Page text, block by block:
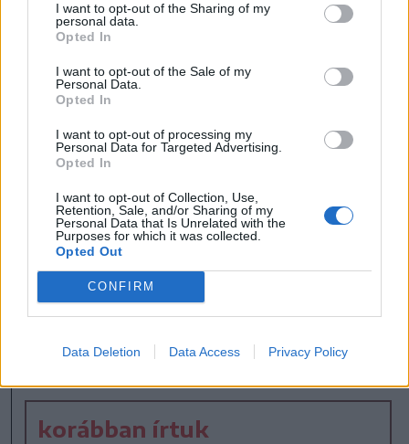
I want to opt-out of the Sharing of my
personal data.
Opted In
I want to opt-out of the Sale of my
Personal Data.
Opted In
I want to opt-out of processing my
Personal Data for Targeted Advertising.
Opted In
I want to opt-out of Collection, Use,
Retention, Sale, and/or Sharing of my
Personal Data that Is Unrelated with the
Purposes for which it was collected.
Opted Out
CONFIRM
Data Deletion Data Access Privacy Policy
Maga a kiállítás hétszáz négyzetméteren
látható, ilyen leginkább csak a modern
múzeumokban valósulhat meg. A kiállítás
tíz székelyföldi múzeum gyűjteményeiből
vonultat fel tárgyakat. Hét nagy
témakörbe szervezve hetvenhét
történetből, tizennégy
dokumentumfilmből, száz fényképből, és
több mint háromszáz tárgyból áll a
kiállítás. „Olyan tárgyak sokasága,
amelyeket máskor ritkán láthatnak a
Levente.
korábban írtuk